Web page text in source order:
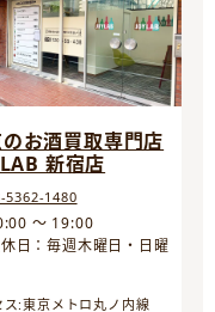
お酒買取専門店
新宿店
5362-1480
～ 19:00
日：毎週木曜日・日曜
ス:東京メトロ丸ノ内線